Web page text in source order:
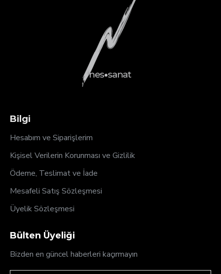
Bilgi
Hesabım ve Siparişlerim
Kişisel Verilerin Korunması ve Gizlilik
Ödeme, Teslimat ve İade
Mesafeli Satış Sözleşmesi
Üyelik Sözleşmesi
Bülten Üyeliği
Bizden en güncel haberleri kaçırmayın